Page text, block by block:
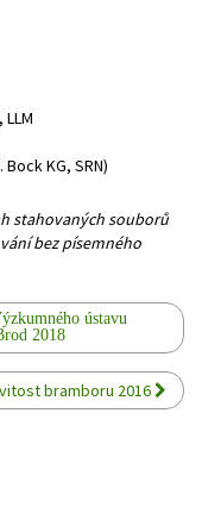
KG, SRN)
stahovaných souborů
bez písemného
ústavu
2018
bramboru 2016